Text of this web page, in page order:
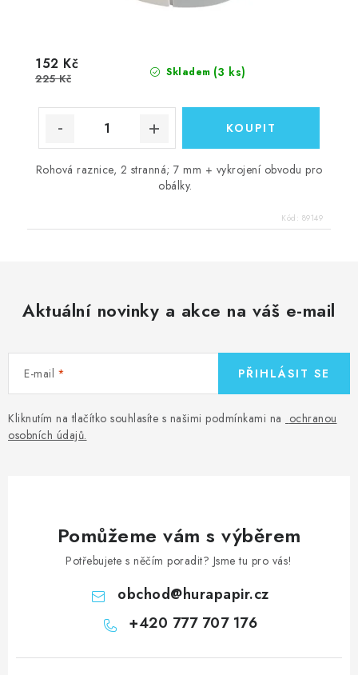
Skladem (3 ks)
152 Kč
225 Kč
Rohová raznice, 2 stranná; 7 mm + vykrojení obvodu pro
obálky.
Kód: 89149
Aktuální novinky a akce na váš e-mail
E-mail
Kliknutím na tlačítko souhlasíte s našimi podmínkami na ochranou
osobních údajů.
PŘIHLÁSIT SE
Pomůžeme vám s výběrem
Potřebujete s něčím poradit? Jsme tu pro vás!
obchod@hurapapir.cz
+420 777 707 176